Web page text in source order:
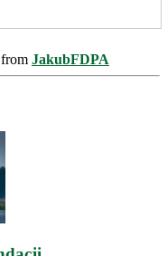
from JakubFDPA